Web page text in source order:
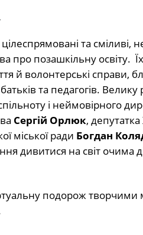
та сміливі,
про позашкільну освіту.
й волонтерські справи,
та педагогів. Велику
і неймовірного
Сергій Орлюк,
міської ради Богдан
дивитися на світ очима
подорож